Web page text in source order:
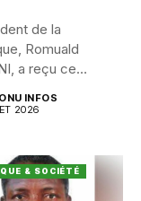
de la
Romuald
a reçu ce
INFOS
2026
& SOCIÉTÉ